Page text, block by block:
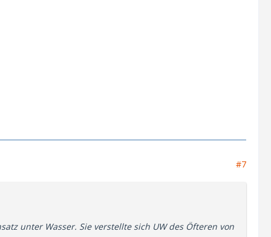
#7
unter Wasser. Sie verstellte sich UW des Öfteren von